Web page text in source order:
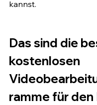
kannst.
Das sind die
kostenlosen
ramme für